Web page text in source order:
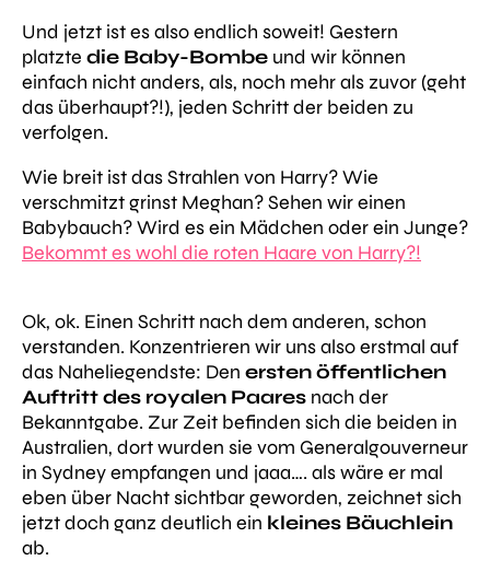
Und jetzt ist es also endlich soweit! Gestern
platzte die Baby-Bombe und wir können
einfach nicht anders, als, noch mehr als zuvor (geht
das überhaupt?!), jeden Schritt der beiden zu
verfolgen.
Wie breit ist das Strahlen von Harry? Wie
verschmitzt grinst Meghan? Sehen wir einen
Babybauch? Wird es ein Mädchen oder ein Junge?
Bekommt es wohl die roten Haare von Harry?!
Ok, ok. Einen Schritt nach dem anderen, schon
verstanden. Konzentrieren wir uns also erstmal auf
das Naheliegendste: Den ersten öffentlichen
Auftritt des royalen Paares nach der
Bekanntgabe. Zur Zeit befinden sich die beiden in
Australien, dort wurden sie vom Generalgouverneur
in Sydney empfangen und jaaa…. als wäre er mal
eben über Nacht sichtbar geworden, zeichnet sich
jetzt doch ganz deutlich ein kleines Bäuchlein
ab.